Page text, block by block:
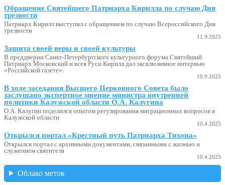
Обращение Святейшего Патриарха Кирилла по случаю Дня
трезвости
Патриарх Кирилл выступил с обращением по случаю Всероссийского Дня
трезвости
11.9.2025
Защита своей веры и своей культуры
В преддверии Санкт-Петербургского культурного форума Святейший
Патриарх Московский и всея Руси Кирилл дал эксклюзивное интервью
«Российской газете».
10.9.2025
В ходе заседания Высшего Церковного Совета было
заслушано экспертное мнение министра внутренней
политики Калужской области О.А. Калугина
О.А. Калугин поделился опытом регулирования миграционных вопросов в
Калужской области
10.4.2025
Открылся портал «Крестный путь Патриарха Тихона»
Открылся портал с архивными документами, связанными с жизнью и
служением святителя
10.4.2025
Облако меток